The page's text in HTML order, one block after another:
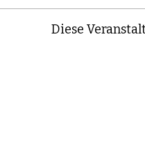
Diese